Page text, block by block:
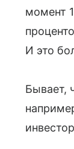
момент
И это
Бывает,